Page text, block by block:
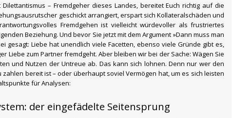
Dilettantismus – Fremdgeher dieses Landes, bereitet Euch richtig auf die
geschickt arrangiert, erspart sich Kollateralschäden und
Fremdgehen ist vielleicht würdevoller als frustriertes
Beziehung. Und bevor Sie jetzt mit dem Argument »Dann muss man
gesagt: Liebe hat unendlich viele Facetten, ebenso viele Gründe gibt es,
Liebe zum Partner fremdgeht. Aber bleiben wir bei der Sache: Wägen Sie
und Nutzen der Untreue ab. Das kann sich lohnen. Denn nur wer den
zahlen bereit ist – oder überhaupt soviel Vermögen hat, um es sich leisten
für Analysen:
der eingefädelte Seitensprung